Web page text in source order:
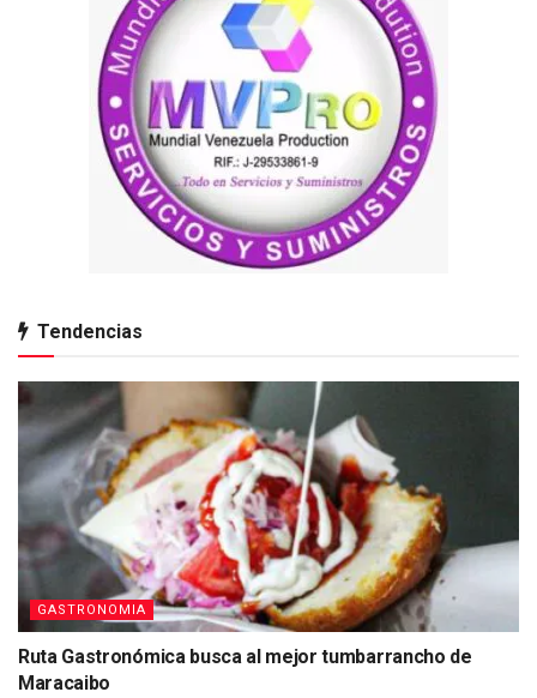
Tendencias
GASTRONOMIA
Ruta Gastronómica busca al mejor tumbarrancho de
Maracaibo